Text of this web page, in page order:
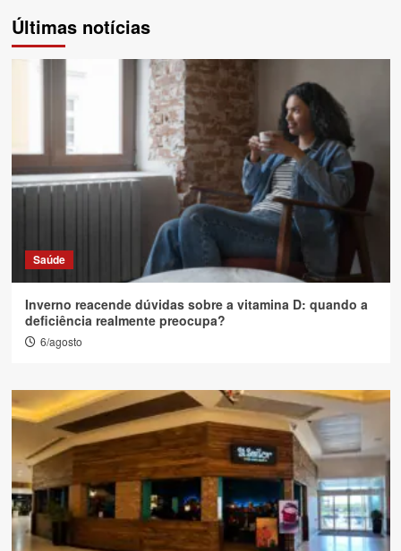
Últimas notícias
Saúde
Inverno reacende dúvidas sobre a vitamina D: quando a
deficiência realmente preocupa?
6/agosto